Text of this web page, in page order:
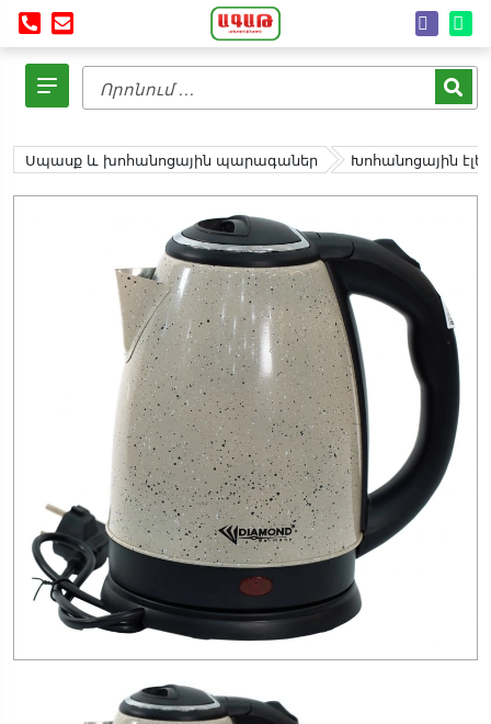
Սպասք և խոհանոցային պարագաներ Խոհանոցային